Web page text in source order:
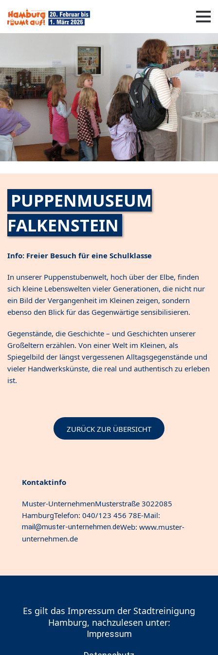
Mitmachen
Gewinne
Downloads
Unterstützen
PUPPENMUSEUM
FALKENSTEIN
Info: Freier Besuch für eine Schulklasse
In unserer Puppenstubenwelt, hoch über der Elbe, finden
sich kleine Lebenswelten vieler Generationen, die nicht nur
ein Bild der Vergangenheit im Kleinen zeigen, sondern
ebenso den Blick für das Gegenwärtige sensibilisieren.
Gegenstände, die Geschichte – und Geschichten unserer
Großeltern erzählen. Von einer Welt im Kleinen, als
Spiegelbild der längst vergessenen Alltagsgegenstände und
vieler Handwerkskünste, die real und authentisch zu erleben
ist.
ZURÜCK ZUR ÜBERSICHT
Kontaktinfo
Muster-UnternehmenMusterstraße 3022085
HamburgTelefon: 040/123 456 78E-Mail:
mail@muster-unternehmen.deWeb: www.muster-
unternehmen.de
Es gilt das Impressum der Stadtreinigung
Hamburg, nachzulesen unter:
Impressum